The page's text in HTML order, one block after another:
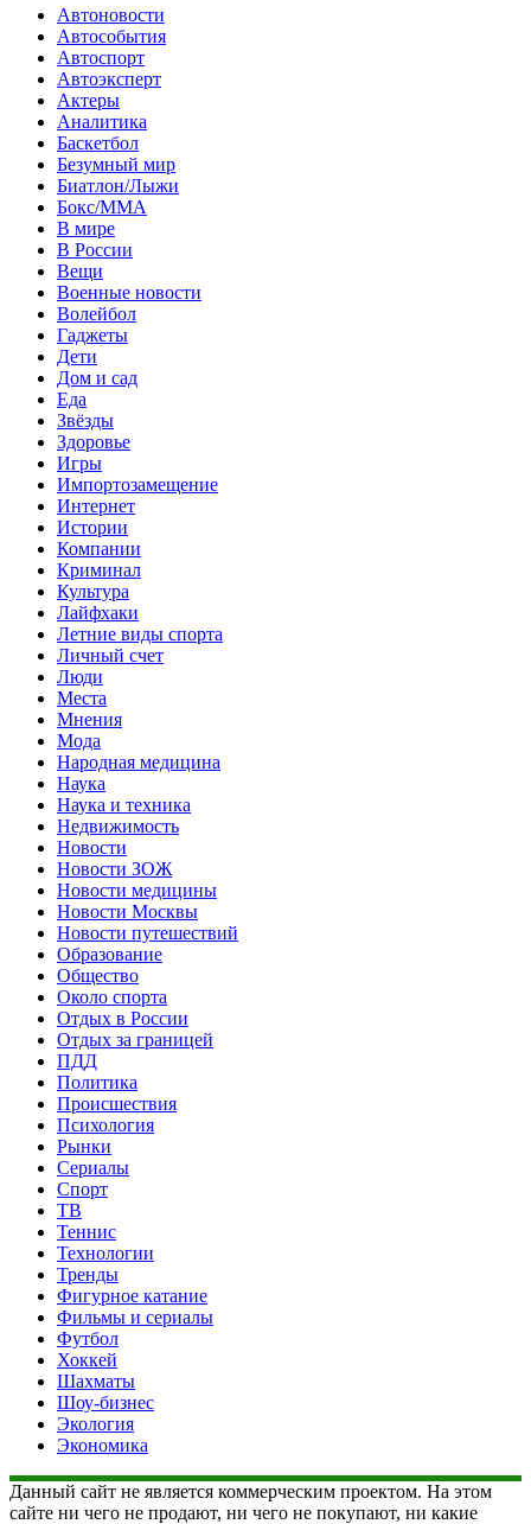
Автоновости
Автособытия
Автоспорт
Автоэксперт
Актеры
Аналитика
Баскетбол
Безумный мир
Биатлон/Лыжи
Бокс/MMA
В мире
В России
Вещи
Военные новости
Волейбол
Гаджеты
Дети
Дом и сад
Еда
Звёзды
Здоровье
Игры
Импортозамещение
Интернет
Истории
Компании
Криминал
Культура
Лайфхаки
Летние виды спорта
Личный счет
Люди
Места
Мнения
Мода
Народная медицина
Наука
Наука и техника
Недвижимость
Новости
Новости ЗОЖ
Новости медицины
Новости Москвы
Новости путешествий
Образование
Общество
Около спорта
Отдых в России
Отдых за границей
ПДД
Политика
Происшествия
Психология
Рынки
Сериалы
Спорт
ТВ
Теннис
Технологии
Тренды
Фигурное катание
Фильмы и сериалы
Футбол
Хоккей
Шахматы
Шоу-бизнес
Экология
Экономика
Данный сайт не является коммерческим проектом. На этом
сайте ни чего не продают, ни чего не покупают, ни какие